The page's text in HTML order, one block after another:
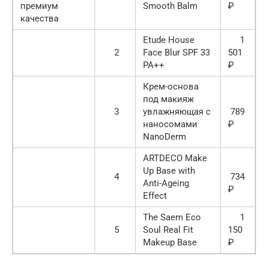
премиум
качества
Smooth Balm
₽
2
Etude House
Face Blur SPF 33
PA++
1
501
₽
3
Крем-основа
под макияж
увлажняющая с
наносомами
NanoDerm
789
₽
4
ARTDECO Make
Up Base with
Anti-Ageing
Effect
734
₽
5
The Saem Eco
Soul Real Fit
Makeup Base
1
150
₽